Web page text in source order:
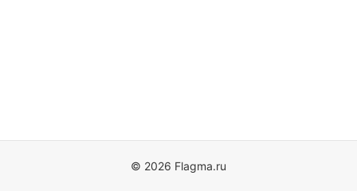
© 2026 Flagma.ru